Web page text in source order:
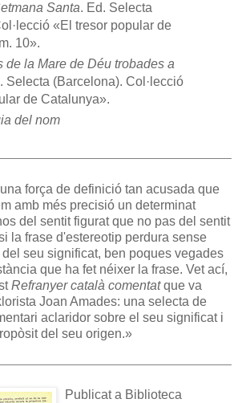
Santa. Ed. Selecta
«El tresor popular de
10».
de la Mare de Déu trobades a
Selecta (Barcelona). Col·lecció
de Catalunya».
del nom
força de definició tan acusada que
amb més precisió un determinat
del sentit figurat que no pas del sentit
la frase d'estereotip perdura sense
seu significat, ben poques vegades
que ha fet néixer la frase. Vet ací,
Refranyer català comentatque va
Joan Amades: una selecta de
aclaridor sobre el seu significat i
del seu origen.»
Publicat a Biblioteca